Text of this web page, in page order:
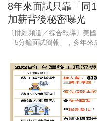
8年來面試只靠「同
加薪背後秘密曝光
〔財經頻道／綜合報導〕美
「5分鐘面試簡報」，多年